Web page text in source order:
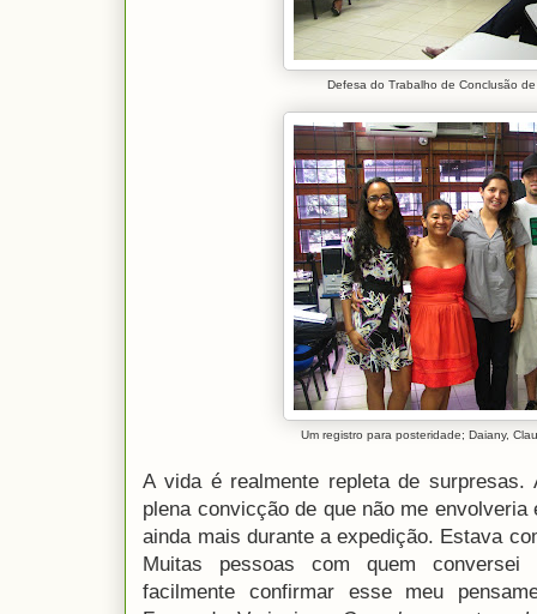
Defesa do Trabalho de Conclusão
Um registro para posteridade; Daiany,
A vida é realmente repleta de
plena convicção de que não me
ainda mais durante a expedição. Estava
Muitas pessoas com quem conversei
facilmente confirmar esse meu